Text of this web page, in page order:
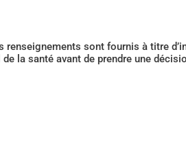
sont fournis à titre
la santé avant de prendre une